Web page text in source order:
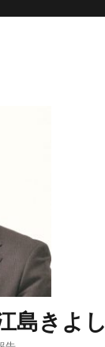
島きよし